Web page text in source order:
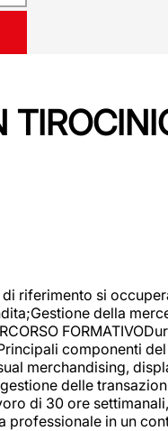
riferimento si
della
componenti
merchandising,
delle
di 30 ore
in un